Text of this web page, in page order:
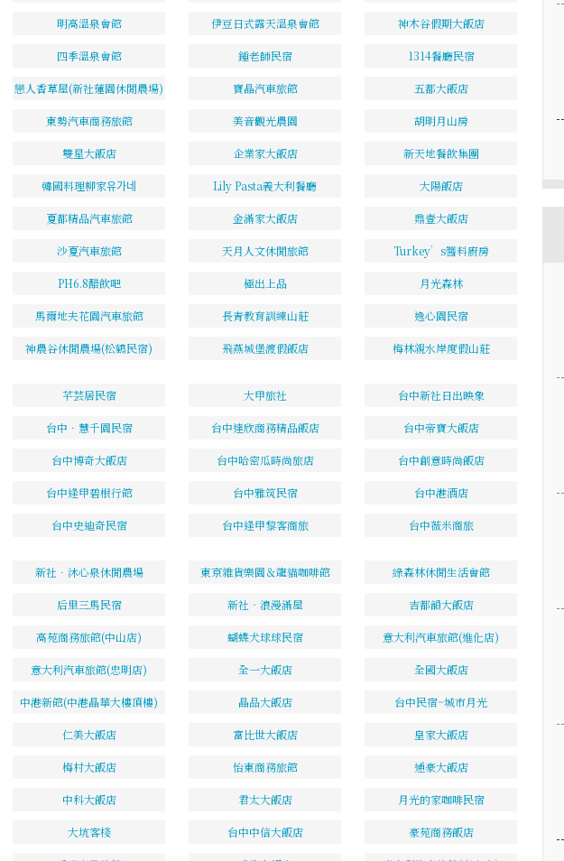
明高溫泉會館 伊豆日式露天溫泉會館 神木谷假期大飯店
四季溫泉會館 鍾老師民宿 1314餐廳民宿
戀人香草屋(新社蓮園休閒農場) 寶晶汽車旅館 五都大飯店
東勢汽車商務旅館 美音觀光農園 胡明月山房
雙星大飯店 企業家大飯店 新天地餐飲集團
韓國料理柳家유가네 Lily Pasta義大利餐廳 大陽飯店
夏都精品汽車旅館 金滿家大飯店 鼎壹大飯店
沙夏汽車旅館 天月人文休閒旅館 Turkey’s醬料廚房
PH6.8醋飲吧 極出上品 月光森林
馬爾地夫花園汽車旅館 長青教育訓練山莊 逸心園民宿
神農谷休閒農場(松鶴民宿) 飛燕城堡渡假飯店 梅林親水岸度假山莊
芊芸居民宿 大甲旅社 台中新社日出映象
台中．慧千園民宿 台中達欣商務精品飯店 台中帝寶大飯店
台中博奇大飯店 台中哈密瓜時尚旅店 台中創意時尚飯店
台中逢甲碧根行館 台中雅筑民宿 台中港酒店
台中史迪奇民宿 台中逢甲黎客商旅 台中薇米商旅
新社．沐心泉休閒農場 東京雜貨樂園＆龍貓咖啡館 綠森林休閒生活會館
后里三馬民宿 新社‧浪漫滿屋 吉都韻大飯店
高苑商務旅館(中山店) 蝴蝶犬球球民宿 意大利汽車旅館(進化店)
意大利汽車旅館(忠明店) 全一大飯店 全國大飯店
中港新館(中港晶華大樓頂樓) 晶品大飯店 台中民宿~城市月光
仁美大飯店 富比世大飯店 皇家大飯店
梅村大飯店 怡東商務旅館 通豪大飯店
中科大飯店 君太大飯店 月光的家咖啡民宿
大坑客棧 台中中信大飯店 豪苑商務飯店